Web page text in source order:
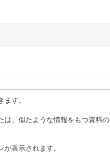
す。
は、似たような情報をもつ資料の
表示されます。